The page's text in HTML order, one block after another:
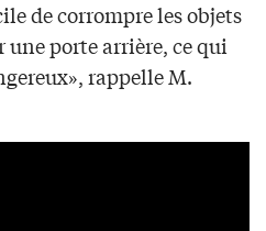
de corrompre les objets
porte arrière, ce qui
rappelle M.